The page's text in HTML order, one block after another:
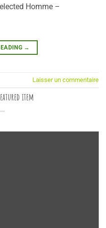
Homme –
→
Laisser un commentaire
item